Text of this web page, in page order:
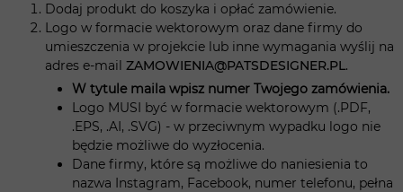
Dodaj produkt do koszyka i opłać zamówienie.
Logo w formacie wektorowym oraz dane firmy do
umieszczenia w projekcie lub inne wymagania wyślij na
adres e-mail ZAMOWIENIA@PATSDESIGNER.PL.
W tytule maila wpisz numer Twojego zamówienia.
Logo MUSI być w formacie wektorowym (.PDF,
.EPS, .AI, .SVG) - w przeciwnym wypadku logo nie
będzie możliwe do wyzłocenia.
Dane firmy, które są możliwe do naniesienia to
nazwa Instagram, Facebook, numer telefonu, pełna